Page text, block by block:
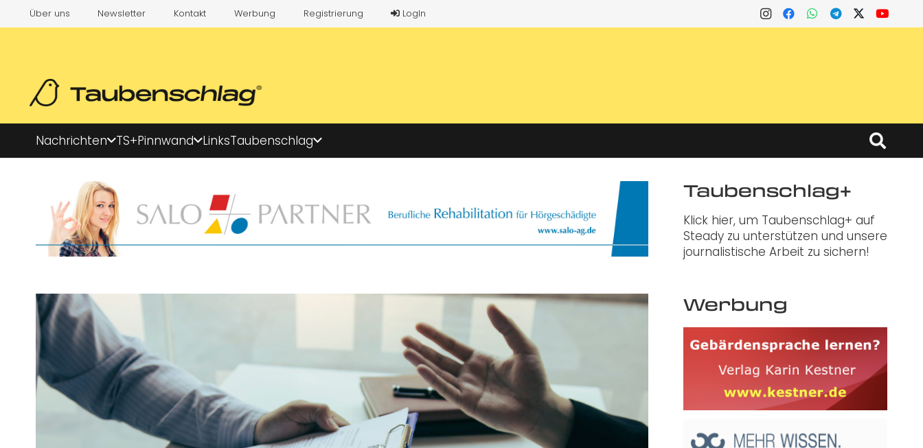
Über uns Newsletter Kontakt Werbung Registrierung LogIn
Nachrichten TS+Pinnwand LinksTaubenschlag
Taubenschlag+
Klick hier, um Taubenschlag+ auf
Steady zu unterstützen und unsere
journalistische Arbeit zu sichern!
Werbung